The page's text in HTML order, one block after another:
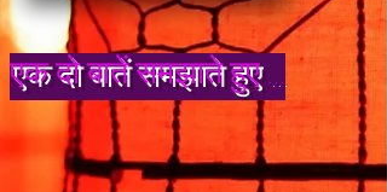
एक दो बातें समझाते हुए ...